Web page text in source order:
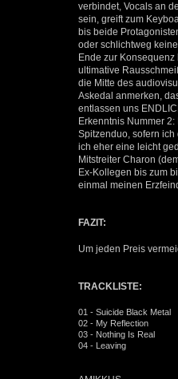
verbindet, Vocals an
sein, greift zum
bis beide
oder schlichtweg
Ende zur
ultimative
die Mitte des
Askedal anmerken,
entlassen uns
Erkenntnis Nummer
Spitzenduo, sofern
ich eher eine leicht
Mitstreiter Charon
Ex-Kollegen bis zum
einmal meinen
FAZIT:
Um jeden Preis
TRACKLISTE:
01 - Suicide Black Metal
02 - My Reflection
03 - Nothing Is Real
04 - Leaving